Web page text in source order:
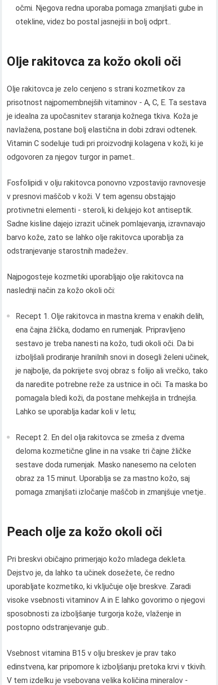
očmi. Njegova redna uporaba pomaga zmanjšati gube in
otekline, videz bo postal jasnejši in bolj odprt..
Olje rakitovca za kožo okoli oči
Olje rakitovca je zelo cenjeno s strani kozmetikov za
prisotnost najpomembnejših vitaminov - A, C, E. Ta sestava
je idealna za upočasnitev staranja kožnega tkiva. Koža je
navlažena, postane bolj elastična in dobi zdravi odtenek.
Vitamin C sodeluje tudi pri proizvodnji kolagena v koži, ki je
odgovoren za njegov turgor in pamet..
Fosfolipidi v olju rakitovca ponovno vzpostavijo ravnovesje
v presnovi maščob v koži. V tem agensu obstajajo
protivnetni elementi - steroli, ki delujejo kot antiseptik.
Sadne kisline dajejo izrazit učinek pomlajevanja, izravnavajo
barvo kože, zato se lahko olje rakitovca uporablja za
odstranjevanje starostnih madežev..
Najpogosteje kozmetiki uporabljajo olje rakitovca na
naslednji način za kožo okoli oči:
Recept 1. Olje rakitovca in mastna krema v enakih delih,
ena čajna žlička, dodamo en rumenjak. Pripravljeno
sestavo je treba nanesti na kožo, tudi okoli oči. Da bi
izboljšali prodiranje hranilnih snovi in ​​dosegli želeni učinek,
je najbolje, da pokrijete svoj obraz s folijo ali vrečko, tako
da naredite potrebne reže za ustnice in oči. Ta maska ​​bo
pomagala bledi koži, da postane mehkejša in trdnejša.
Lahko se uporablja kadar koli v letu;
Recept 2. En del olja rakitovca se zmeša z dvema
deloma kozmetične gline in na vsake tri čajne žličke
sestave doda rumenjak. Masko nanesemo na celoten
obraz za 15 minut. Uporablja se za mastno kožo, saj
pomaga zmanjšati izločanje maščob in zmanjšuje vnetje..
Peach olje za kožo okoli oči
Pri breskvi običajno primerjajo kožo mladega dekleta.
Dejstvo je, da lahko ta učinek dosežete, če redno
uporabljate kozmetiko, ki vključuje olje breskve. Zaradi
visoke vsebnosti vitaminov A in E lahko govorimo o njegovi
sposobnosti za izboljšanje turgorja kože, vlaženje in
postopno odstranjevanje gub..
Vsebnost vitamina B15 v olju breskev je prav tako
edinstvena, kar pripomore k izboljšanju pretoka krvi v tkivih.
V tem izdelku je vsebovana velika količina mineralov -